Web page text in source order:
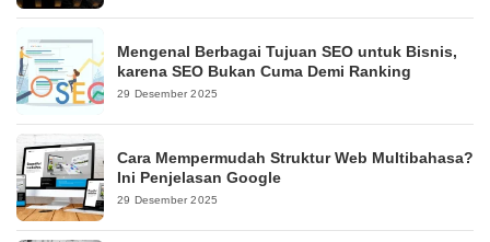
Mengenal Berbagai Tujuan SEO untuk Bisnis,
karena SEO Bukan Cuma Demi Ranking
29 Desember 2025
Cara Mempermudah Struktur Web Multibahasa?
Ini Penjelasan Google
29 Desember 2025